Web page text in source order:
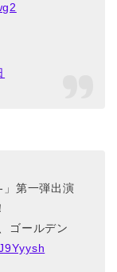
」第一弾出演
ゴールデン